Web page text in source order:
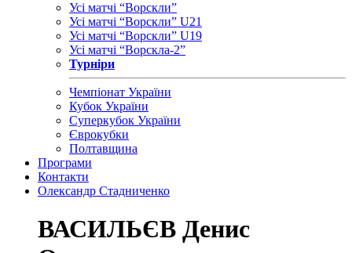
Усі матчі “Ворскли”
Усі матчі “Ворскли” U21
Усі матчі “Ворскли” U19
Усі матчі “Ворскла-2”
Турніри
Чемпіонат України
Кубок України
Суперкубок України
Єврокубки
Полтавщина
Програми
Контакти
Олександр Стадниченко
ВАСИЛЬЄВ Денис